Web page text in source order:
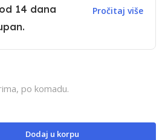
14 dana
Pročitaj više
po komadu.
Dodaj u korpu